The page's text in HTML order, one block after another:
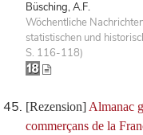
Büsching, A.F.
Wöchentliche
statistischen und
S. 116-118)
[Rezension] Almanac
commerçans de la